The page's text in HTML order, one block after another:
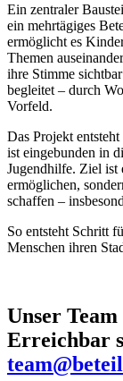
Ein zentraler
ein mehrtägiges
ermöglicht es
Themen
ihre Stimme
begleitet – durch
Vorfeld.
Das Projekt
ist eingebunden in
Jugendhilfe. Ziel ist
ermöglichen,
schaffen –
So entsteht Schritt
Menschen ihren
Unser Team
Erreichbar